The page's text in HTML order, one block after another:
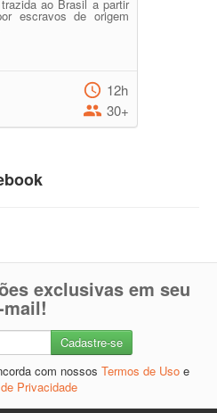
ao Brasil a partir
escravos de origem
12h
30+
exclusivas em seu
mail!
com nossos Termos de Uso e
Privacidade